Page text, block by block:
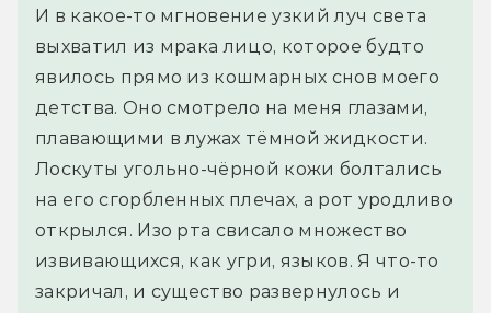
И в какое-то мгновение узкий луч света
выхватил из мрака лицо, которое будто
явилось прямо из кошмарных снов моего
детства. Оно смотрело на меня глазами,
плавающими в лужах тёмной жидкости.
Лоскуты угольно-чёрной кожи болтались
на его сгорбленных плечах, а рот уродливо
открылся. Изо рта свисало множество
извивающихся, как угри, языков. Я что-то
закричал, и существо развернулось и